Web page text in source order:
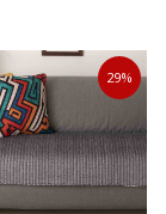
70X200
Dodaj u korpu
29%